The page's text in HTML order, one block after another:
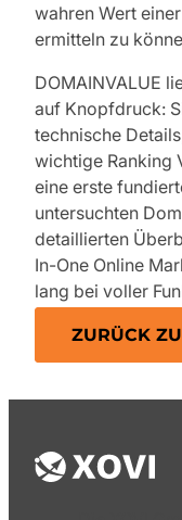
wahren Wert
ermitteln zu
DOMAINVALUE
auf Knopfdruck:
technische
wichtige Ranking
eine erste
untersuchten
detaillierten
In-One Online
lang bei voller
ZURÜCK